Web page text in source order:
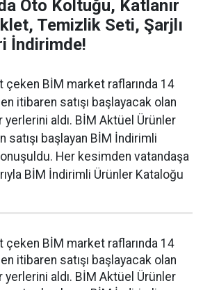
Oto Koltuğu, Katlanır
Temizlik Seti, Şarjlı
İndirimde!
çeken BİM market raflarında 14
itibaren satışı başlayacak olan
yerlerini aldı. BİM Aktüel Ürünler
satışı başlayan BİM İndirimli
Her kesimden vatandaşa
BİM İndirimli Ürünler Kataloğu
çeken BİM market raflarında 14
itibaren satışı başlayacak olan
yerlerini aldı. BİM Aktüel Ürünler